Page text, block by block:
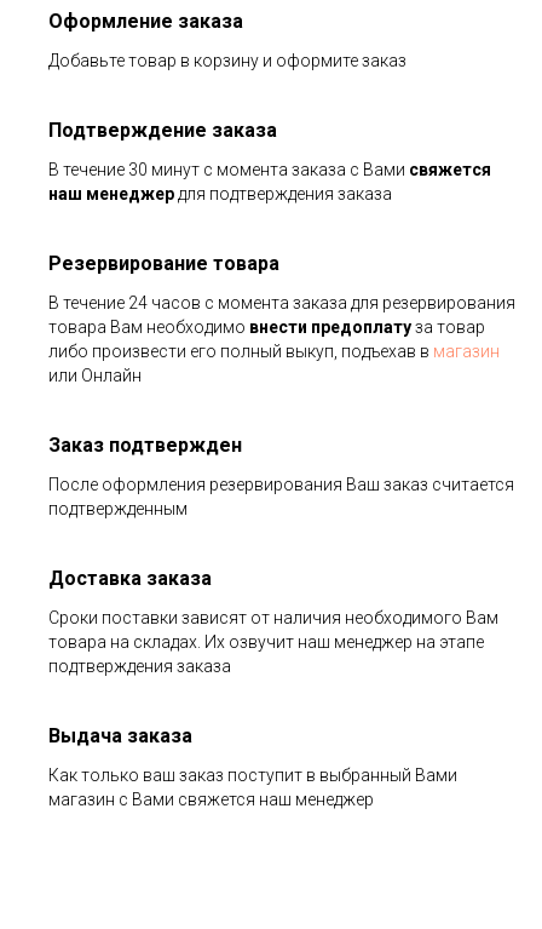
Оформление заказа
Добавьте товар в корзину и оформите заказ
Подтверждение заказа
В течение 30 минут с момента заказа с Вами свяжется
наш менеджердля подтверждения заказа
Резервирование товара
В течение 24 часов с момента заказа для резервирования
товара Вам необходимо внести предоплатуза товар
либо произвести его полный выкуп, подъехав в магазин
или Онлайн
Заказ подтвержден
После оформления резервирования Ваш заказ считается
подтвержденным
Доставка заказа
Сроки поставки зависят от наличия необходимого Вам
товара на складах. Их озвучит наш менеджер на этапе
подтверждения заказа
Выдача заказа
Как только ваш заказ поступит в выбранный Вами
магазин с Вами свяжется наш менеджер